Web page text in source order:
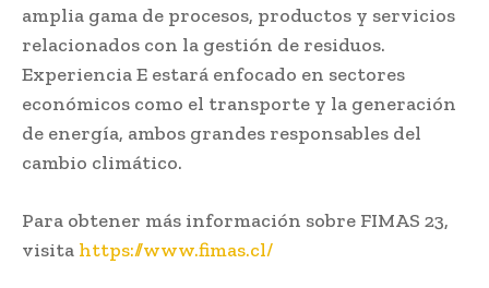
amplia gama de procesos, productos y servicios
relacionados con la gestión de residuos.
Experiencia E estará enfocado en sectores
económicos como el transporte y la generación
de energía, ambos grandes responsables del
cambio climático.
Para obtener más información sobre FIMAS 23,
visita https://www.fimas.cl/